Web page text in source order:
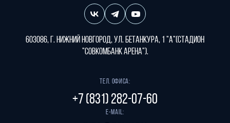
603086, г. Нижний Новгород, ул. Бетанкура, 1 "А"(стадион
"СОВКОМБАНК АРЕНА").
Тел. офиса:
+7 (831) 282-07-60
E-mail: